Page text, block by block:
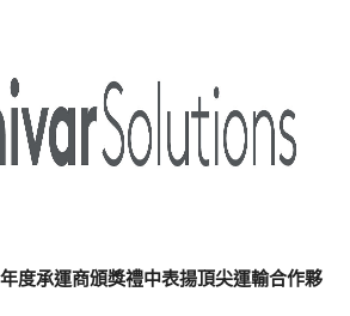
度承運商頒獎禮中表揚頂尖運輸合作夥